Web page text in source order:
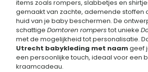
items zoals rompers, slabbetjes en
gemaakt van zachte, ademende stoffen
huid van je baby beschermen. De
schattige Domtoren rompers tot unieke
met de mogelijkheid tot personalisatie.
Utrecht babykleding met naamgeef
een persoonlijke touch, ideaal voor een
kraamcadeau.